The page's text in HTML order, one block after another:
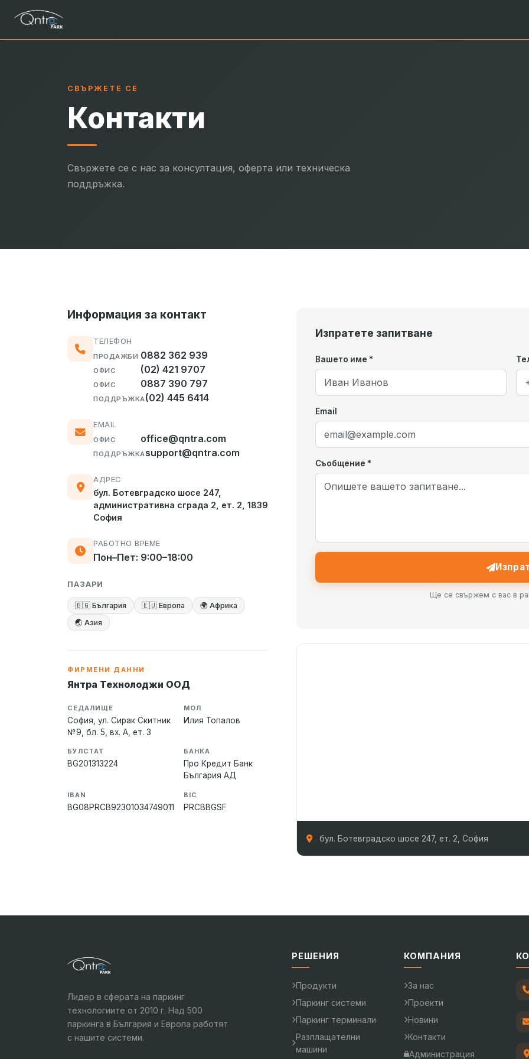
СВЪРЖЕТЕ СЕ
Контакти
Свържете се с нас за консултация, оферта или техническа
поддръжка.
Информация за контакт
ТЕЛЕФОН
ПРОДАЖБИ 0882 362 939
ОФИС (02) 421 9707
ОФИС 0887 390 797
ПОДДРЪЖКА(02) 445 6414
EMAIL
ОФИС office@qntra.com
ПОДДРЪЖКАsupport@qntra.com
АДРЕС
бул. Ботевградско шосе 247,
административна сграда 2, ет. 2, 1839
София
РАБОТНО ВРЕМЕ
Пон–Пет: 9:00–18:00
ПАЗАРИ
🇧🇬 България 🇪🇺 Европа
🌍 Африка
🌏 Азия
ФИРМЕНИ ДАННИ
Янтра Технолоджи ООД
СЕДАЛИЩЕ
София, ул. Сирак Скитник
№9, бл. 5, вх. А, ет. 3
МОЛ
Илия Топалов
БУЛСТАТ
BG201313224
БАНКА
Про Кредит Банк
България АД
IBAN
BG08PRCB92301034749011
BIC
PRCBBGSF
Изпратете запитване
Вашето име *
Email
Съобщение *
Ще се свържем с вас в
бул. Ботевградско шосе 247, ет. 2, София
Лидер в сферата на паркинг
технологиите от 2010 г. Над 500
паркинга в България и Европа работят
с нашите системи.
РЕШЕНИЯ
Продукти
Паркинг системи
Паркинг терминали
Разплащателни
машини
КОМПАНИЯ
За нас
Проекти
Новини
Контакти
Администрация